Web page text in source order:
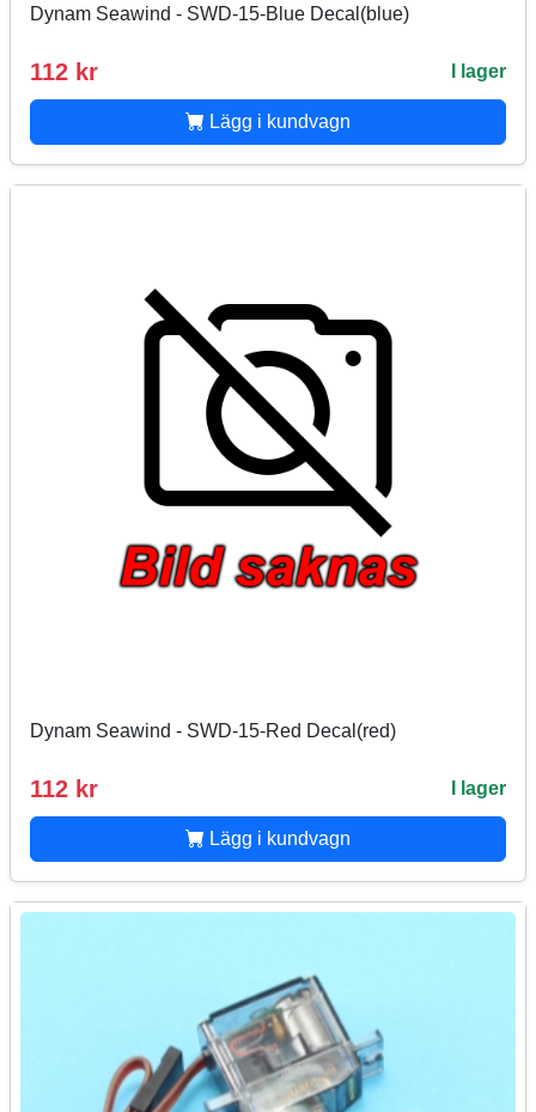
Dynam Seawind - SWD-15-Blue Decal(blue)
112 kr I lager
Lägg i kundvagn
Dynam Seawind - SWD-15-Red Decal(red)
112 kr I lager
Lägg i kundvagn